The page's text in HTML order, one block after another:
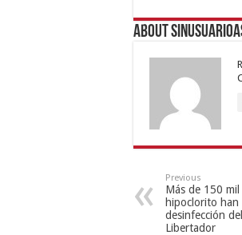
About
Previous
Más de 150
hipoclorito han
desinfección
Libertador